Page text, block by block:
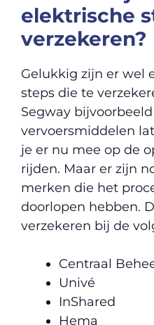
elektrische
verzekeren?
Gelukkig zijn er wel
steps die te
Segway
vervoersmiddelen
je er nu mee op de
rijden. Maar er zijn
merken die het
doorlopen hebben.
verzekeren bij de
Centraal
Univé
InShared
Hema